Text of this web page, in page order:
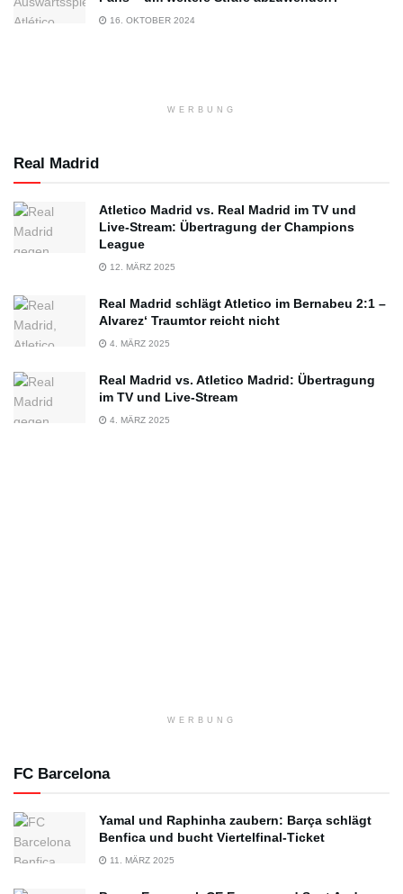
16. OKTOBER 2024
WERBUNG
Real Madrid
Atletico Madrid vs. Real Madrid im TV und
Live-Stream: Übertragung der Champions
League
12. MÄRZ 2025
Real Madrid schlägt Atletico im Bernabeu 2:1 –
Alvarez‘ Traumtor reicht nicht
4. MÄRZ 2025
Real Madrid vs. Atletico Madrid: Übertragung
im TV und Live-Stream
4. MÄRZ 2025
WERBUNG
FC Barcelona
Yamal und Raphinha zaubern: Barça schlägt
Benfica und bucht Viertelfinal-Ticket
11. MÄRZ 2025